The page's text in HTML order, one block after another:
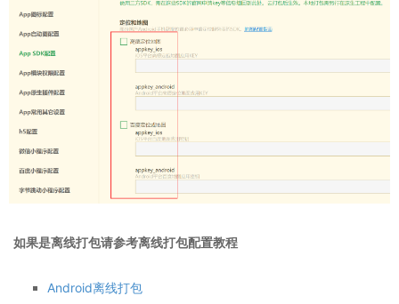
如果是离线打包请参考离线打包配置教程
Android离线打包